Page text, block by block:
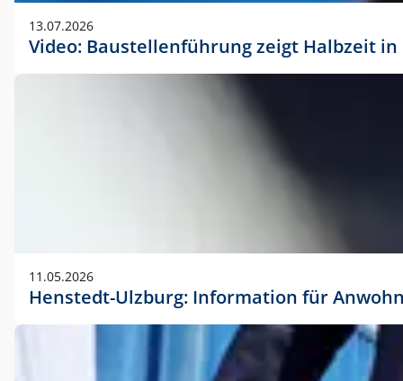
13.07.2026
Video: Baustellenführung zeigt Halbzeit
11.05.2026
Henstedt-Ulzburg: Information für